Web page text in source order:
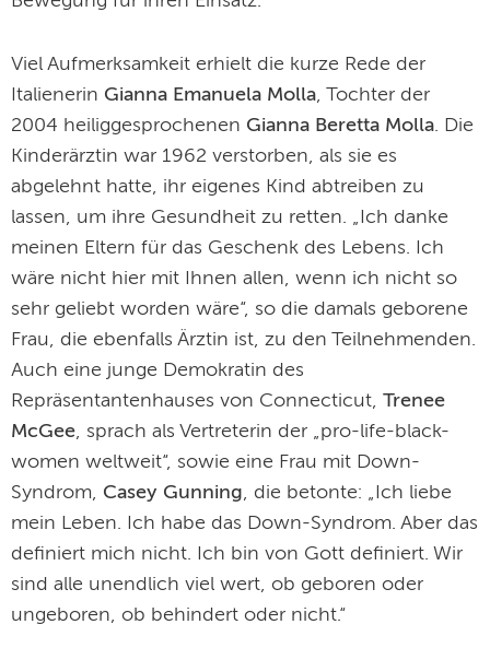
Viel Aufmerksamkeit erhielt die kurze Rede der
Italienerin Gianna Emanuela Molla, Tochter der
2004 heiliggesprochenen Gianna Beretta Molla. Die
Kinderärztin war 1962 verstorben, als sie es
abgelehnt hatte, ihr eigenes Kind abtreiben zu
lassen, um ihre Gesundheit zu retten. „Ich danke
meinen Eltern für das Geschenk des Lebens. Ich
wäre nicht hier mit Ihnen allen, wenn ich nicht so
sehr geliebt worden wäre“, so die damals geborene
Frau, die ebenfalls Ärztin ist, zu den Teilnehmenden.
Auch eine junge Demokratin des
Repräsentantenhauses von Connecticut, Trenee
McGee, sprach als Vertreterin der „pro-life-black-
women weltweit“, sowie eine Frau mit Down-
Syndrom, Casey Gunning, die betonte: „Ich liebe
mein Leben. Ich habe das Down-Syndrom. Aber das
definiert mich nicht. Ich bin von Gott definiert. Wir
sind alle unendlich viel wert, ob geboren oder
ungeboren, ob behindert oder nicht.“